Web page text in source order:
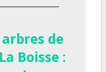
de
Boisse :